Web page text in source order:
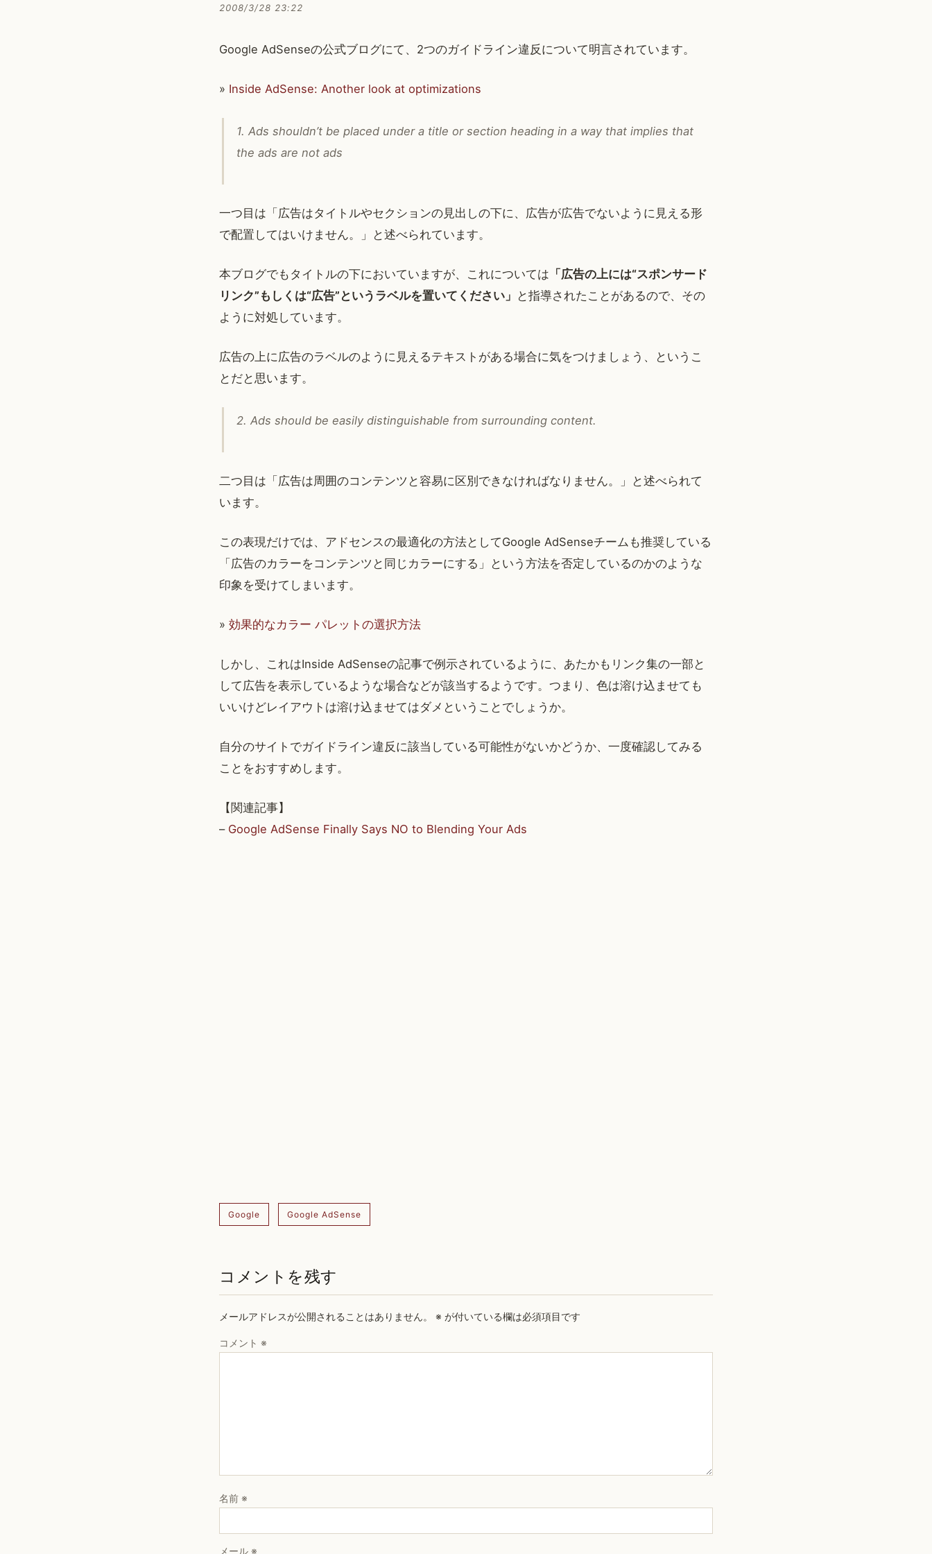
2008/3/28 23:22
Google AdSenseの公式ブログにて、2つのガイドライン違反について明言されています。
» Inside AdSense: Another look at optimizations
1. Ads shouldn’t be placed under a title or section heading in a way that implies that
the ads are not ads
一つ目は「広告はタイトルやセクションの見出しの下に、広告が広告でないように見える形
で配置してはいけません。」と述べられています。
本ブログでもタイトルの下においていますが、これについては 「広告の上には“スポンサード
リンク”もしくは“広告”というラベルを置いてください」 と指導されたことがあるので、その
ように対処しています。
広告の上に広告のラベルのように見えるテキストがある場合に気をつけましょう、というこ
とだと思います。
2. Ads should be easily distinguishable from surrounding content.
二つ目は「広告は周囲のコンテンツと容易に区別できなければなりません。」と述べられて
います。
この表現だけでは、アドセンスの最適化の方法としてGoogle AdSenseチームも推奨している
「広告のカラーをコンテンツと同じカラーにする」という方法を否定しているのかのような
印象を受けてしまいます。
» 効果的なカラー パレットの選択方法
しかし、これはInside AdSenseの記事で例示されているように、あたかもリンク集の一部と
して広告を表示しているような場合などが該当するようです。つまり、色は溶け込ませても
いいけどレイアウトは溶け込ませてはダメということでしょうか。
自分のサイトでガイドライン違反に該当している可能性がないかどうか、一度確認してみる
ことをおすすめします。
【関連記事】
– Google AdSense Finally Says NO to Blending Your Ads
Google Google AdSense
コメントを残す
メールアドレスが公開されることはありません。 ※ が付いている欄は必須項目です
コメント ※
名前 ※
メール ※